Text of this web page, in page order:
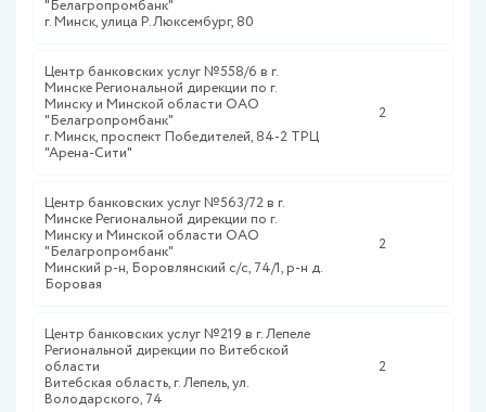
"Белагропромбанк"
г. Минск, улица Р.Люксембург, 80
Центр банковских услуг №558/6 в г.
Минске Региональной дирекции по г.
Минску и Минской области ОАО
"Белагропромбанк"
г. Минск, проспект Победителей, 84-2 ТРЦ
"Арена-Сити"
2
Центр банковских услуг №563/72 в г.
Минске Региональной дирекции по г.
Минску и Минской области ОАО
"Белагропромбанк"
Минский р-н, Боровлянский с/с, 74/1, р-н д.
Боровая
2
Центр банковских услуг №219 в г. Лепеле
Региональной дирекции по Витебской
области
Витебская область, г. Лепель, ул.
Володарского, 74
2